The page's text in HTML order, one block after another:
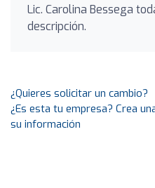
Lic. Carolina Bessega
descripción.
¿Quieres solicitar un cambio?
¿Es esta tu empresa? Crea
su información